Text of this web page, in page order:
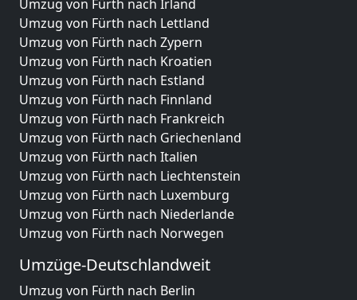
Umzug von Fürth nach Irland
Umzug von Fürth nach Lettland
Umzug von Fürth nach Zypern
Umzug von Fürth nach Kroatien
Umzug von Fürth nach Estland
Umzug von Fürth nach Finnland
Umzug von Fürth nach Frankreich
Umzug von Fürth nach Griechenland
Umzug von Fürth nach Italien
Umzug von Fürth nach Liechtenstein
Umzug von Fürth nach Luxemburg
Umzug von Fürth nach Niederlande
Umzug von Fürth nach Norwegen
Umzüge-Deutschlandweit
Umzug von Fürth nach Berlin